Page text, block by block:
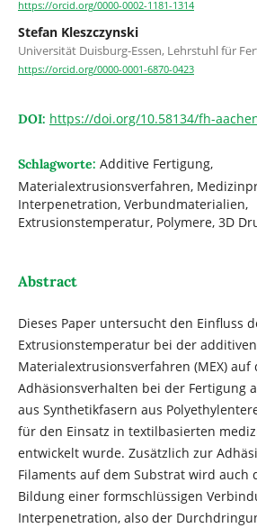
https://orcid.org/0000-0002-1181-1314
Stefan Kleszczynski
Universität Duisburg-Essen, Lehrstuhl für
https://orcid.org/0000-0001-6870-0423
DOI: https://doi.org/10.58134/fh-
Schlagworte: Additive Fertigung,
Materialextrusionsverfahren,
Interpenetration, Verbundmaterialien,
Extrusionstemperatur, Polymere, 3D
Abstract
Dieses Paper untersucht den Einfluss
Extrusionstemperatur bei der
Materialextrusionsverfahren (MEX) auf
Adhäsionsverhalten bei der Fertigung
aus Synthetikfasern aus
für den Einsatz in textilbasierten
entwickelt wurde. Zusätzlich zur
Filaments auf dem Substrat wird auch
Bildung einer formschlüssigen
Interpenetration, also der